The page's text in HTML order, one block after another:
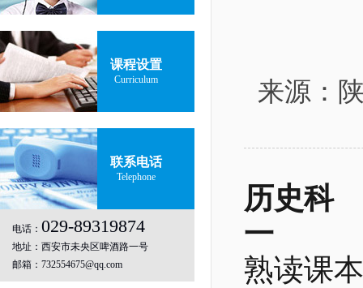
课程设置
Curriculum
联系电话
Telephone
电话： 029-89319874
地址：西安市未央区啤酒路一号
邮箱：732554675@qq.com
来源：
历史科
一
熟读课本